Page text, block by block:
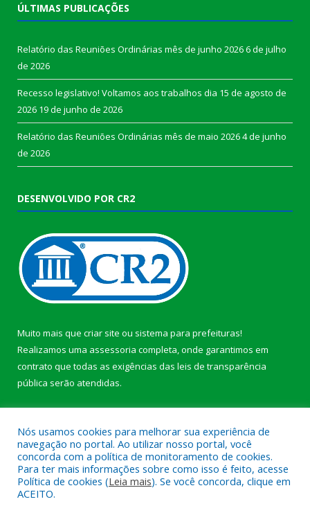
ÚLTIMAS PUBLICAÇÕES
Relatório das Reuniões Ordinárias mês de junho 20266 de julho
de 2026
Recesso legislativo! Voltamos aos trabalhos dia 15 de agosto de
2026 19 de junho de 2026
Relatório das Reuniões Ordinárias mês de maio 20264 de junho
de 2026
DESENVOLVIDO POR CR2
Muito mais que criar site ou sistema para prefeituras!
Realizamos uma assessoria completa, onde garantimos em
contrato que todas as exigências das leis de transparência
pública serão atendidas.
Todos os direitos reservados a Câmara Municipal de Anajás.
Nós usamos cookies para melhorar sua experiência de
navegação no portal. Ao utilizar nosso portal, você
concorda com a política de monitoramento de cookies.
Para ter mais informações sobre como isso é feito, acesse
Política de cookies (Leia mais). Se você concorda, clique em
ACEITO.